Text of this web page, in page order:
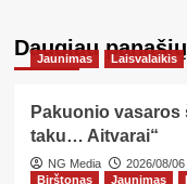
Daugiau
Jaunimas Laisvalaikis
Pakuonio
taku… Aitvarai“
NG Media
2026/08/06
Birštonas
Jaunimas